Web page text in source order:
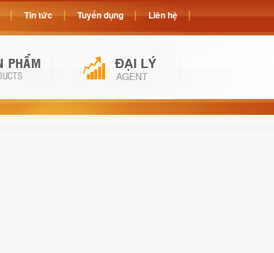
Tin tức Tuyển dụng Liên hệ